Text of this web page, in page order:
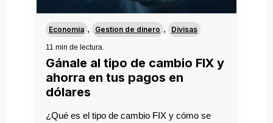
Economia , Gestion de dinero , Divisas
11 min de lectura.
Gánale al tipo de cambio FIX y
ahorra en tus pagos en
dólares
¿Qué es el tipo de cambio FIX y cómo se